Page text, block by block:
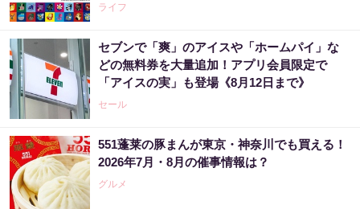
ライフ
セブンで「爽」のアイスや「ホームパイ」な
どの無料券を大量追加！アプリ会員限定で
「アイスの実」も登場《8月12日まで》
セール
551蓬莱の豚まんが東京・神奈川でも買える！
2026年7月・8月の催事情報は？
グルメ